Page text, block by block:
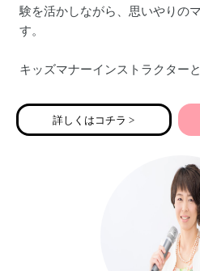
験を活かしながら、思いやりの
す。
キッズマナーインストラクター
親子向け）、公共の場でのマナ
マナー・新一年生向けの準備講
また、ママ起業家のみなさんに
ントビジネスマナーや印象アッ
思いやりに溢れた講座を開催し
詳しくはコチラ >